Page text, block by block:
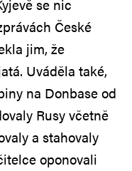
se nic
České
jim, že
Uváděla také,
na Donbase od
Rusy včetně
a stahovaly
oponovali